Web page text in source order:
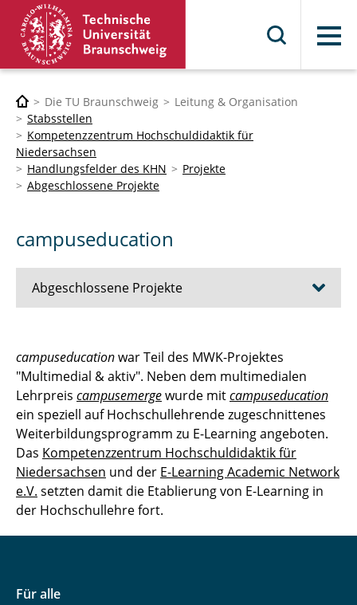
Menü
Die TU Braunschweig
Leitung & Organisation
Stabsstellen
Kompetenzzentrum Hochschuldidaktik für
Niedersachsen
Handlungsfelder des KHN
Projekte
Abgeschlossene Projekte
campuseducation
Abgeschlossene Projekte
Kompetenzentwicklung und Lerntransfer in
der Hochschullehre
Problem-Based Learning in der
Werkstoffphysik
KlimaIng
campusemerge
campuseducationwar Teil des MWK-Projektes
"Multimedial & aktiv". Neben dem multimedialen
Lehrpreis campusemergewurde mitcampuseducation
ein speziell auf Hochschullehrende zugeschnittenes
Weiterbildungsprogramm zu E-Learning angeboten.
Das Kompetenzzentrum Hochschuldidaktik für
Niedersachsen und der E-Learning Academic Network
e.V. setzten damit die Etablierung von E-Learning in
der Hochschullehre fort.
Für alle